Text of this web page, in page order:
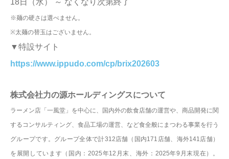
※麺の硬さは選べません。
※太麺の替玉はございません。
▼特設サイト
https://www.ippudo.com/cp/brix202603
株式会社力の源ホールディングスについて
ラーメン店「一風堂」を中心に、国内外の飲食店舗の運営や、商品開発に関
するコンサルティング、食品工場の運営、など食全般にまつわる事業を行う
グループです。グループ全体で計312店舗（国内171店舗、海外141店舗）
を展開しています（国内：2025年12月末、海外：2025年9月末現在）。